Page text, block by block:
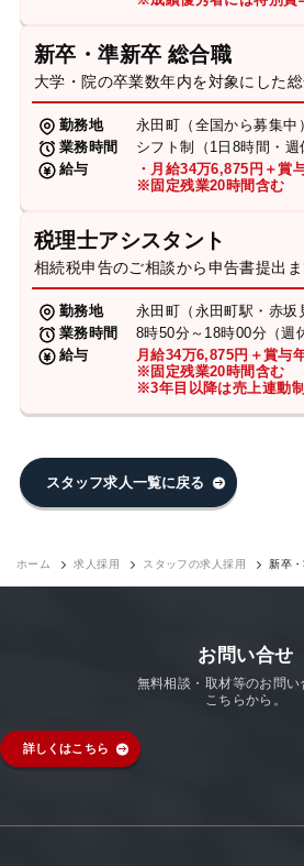
新卒・準新卒 総合職
大学・院の卒業数年内を対象にした
勤務地
永田町（全国から募集中）
業務時間
シフト制（1日8時間・週
給与
・月給34万6,875円＋賞
※固定残業20時間含む
税理士アシスタント
相続税申告のご相談から申告書提出
勤務地
永田町（永田町駅・赤坂
業務時間
8時50分～18時00分（週
給与
月給34万6,875円＋賞与
※固定残業20時間含む
※3年目以降は売上連動制
スタッフ求人一覧に戻る
ホーム 求人採用 スタッフの求人採用
新卒
お問い合せ
無料相談・取材等のお問い
こちらから。
詳しくはこちら